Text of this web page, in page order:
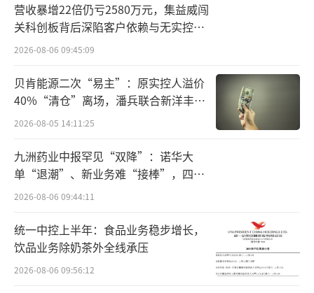
伙伴，形成壁垒分明的阵营：vivo携手蔡司、O
PPO联名哈苏、华为依托自研XMAGE与红枫影
像、小米牵手徕卡，而荣耀则刚刚宣布拥抱电
影机品牌阿莱（ARRI）。2026年3月，小米与
徕卡宣布双方合作由联合研发升级为“策略性
共创模式”，合作层级从技术整合迈向端到端
的产品共创；卢伟冰亦透露，2026至2030年间
小米研发投入将增至两千亿元。
多位行业观察人士指出，截至2026年中，
手机影像领域的“联名”早已从早期的品牌贴
标演变为涵盖光学设计、色彩科学、算法调校
乃至配件生态的系统工程。
营收暴增22倍仍亏2580万元，集益威闯
关科创板背后深陷客户依赖与无实控人
困局
2026-08-06 09:45:09
贝肯能源二次“易主”：原实控人溢价
40%“清仓”离场，潘兵联合新洋丰、
宏科百世拟入主
2026-08-05 14:11:25
九洲药业中报罕见“双降”：诺华大
单“退潮”、新业务难“接棒”，四大
难关待闯
2026-08-06 09:44:11
统一中控上半年：食品业务稳步增长，
饮品业务除奶茶外全线承压
2026-08-06 09:56:12